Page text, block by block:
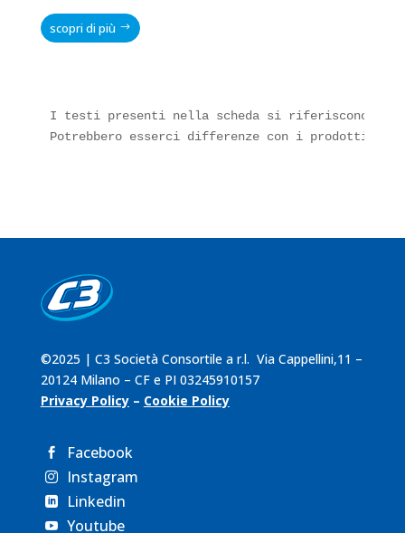
scopri di più
I testi presenti nella scheda si riferiscono
Potrebbero esserci differenze con i prodotti
©2025 | C3 Società Consortile a r.l. Via Cappellini,11 –
20124 Milano – CF e PI 03245910157
Privacy Policy– Cookie Policy
 Facebook
 Instagram
 Linkedin
 Youtube